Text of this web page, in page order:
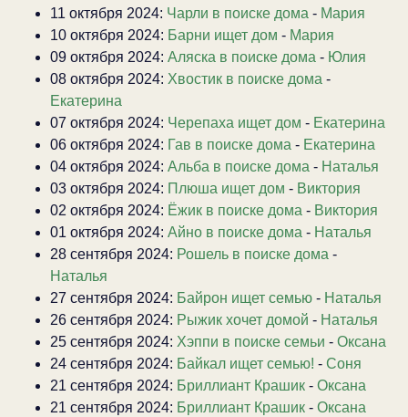
11 октября 2024: Чарли в поиске дома - Мария
10 октября 2024: Барни ищет дом - Мария
09 октября 2024: Аляска в поиске дома - Юлия
08 октября 2024: Хвостик в поиске дома -
Екатерина
07 октября 2024: Черепаха ищет дом - Екатерина
06 октября 2024: Гав в поиске дома - Екатерина
04 октября 2024: Альба в поиске дома - Наталья
03 октября 2024: Плюша ищет дом - Виктория
02 октября 2024: Ёжик в поиске дома - Виктория
01 октября 2024: Айно в поиске дома - Наталья
28 сентября 2024: Рошель в поиске дома -
Наталья
27 сентября 2024: Байрон ищет семью - Наталья
26 сентября 2024: Рыжик хочет домой - Наталья
25 сентября 2024: Хэппи в поиске семьи - Оксана
24 сентября 2024: Байкал ищет семью! - Соня
21 сентября 2024: Бриллиант Крашик - Оксана
21 сентября 2024: Бриллиант Крашик - Оксана